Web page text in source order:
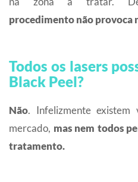
procedimento não provoca
Todos os lasers
Black Peel?
Não. Infelizmente
mercado, mas nem todos
tratamento.